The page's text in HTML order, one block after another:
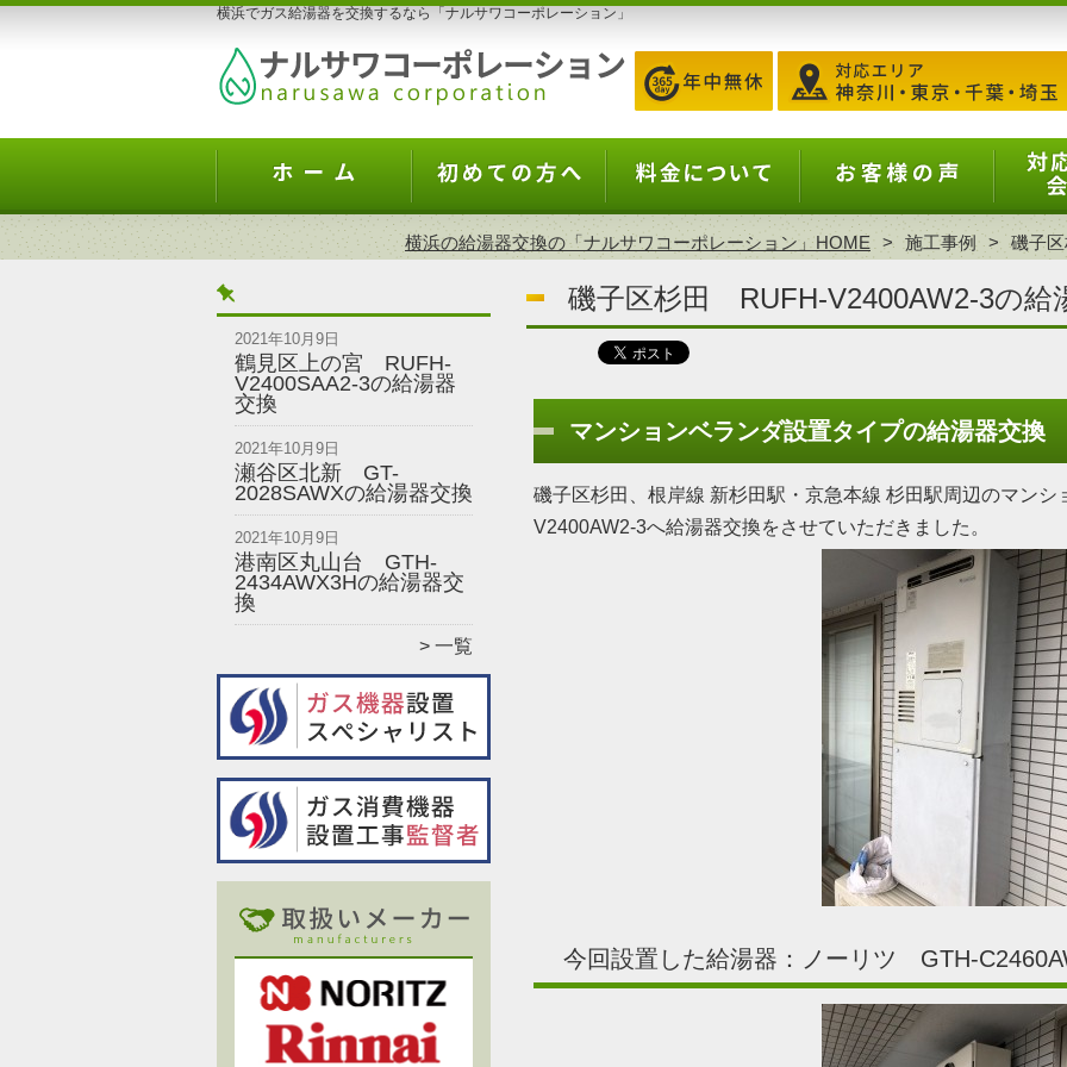
横浜でガス給湯器を交換するなら「ナルサワコーポレーション」
横浜の給湯器交換の「ナルサワコーポレーション」HOME 施工事例 磯子
2021年10月9日
鶴見区上の宮 RUFH-
V2400SAA2-3の給湯器
交換
2021年10月9日
瀬谷区北新 GT-
2028SAWXの給湯器交換
2021年10月9日
港南区丸山台 GTH-
2434AWX3Hの給湯器交
換
一覧
磯子区杉田 RUFH-V2400AW2-3の給
マンションベランダ設置タイプの給湯器交換
磯子区杉田、根岸線 新杉田駅・京急本線 杉田駅周辺のマンシ
V2400AW2-3へ給湯器交換をさせていただきました。
今回設置した給湯器：ノーリツ GTH-